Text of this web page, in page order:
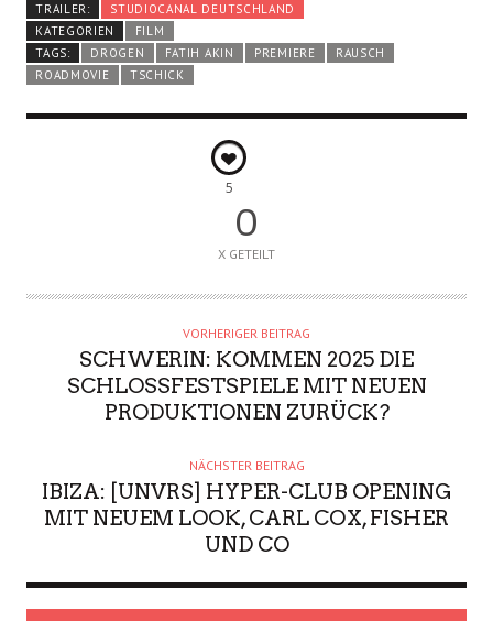
TRAILER:
STUDIOCANAL DEUTSCHLAND
KATEGORIEN
FILM
TAGS:
DROGEN FATIH AKIN PREMIERE
RAUSCH
ROADMOVIE
TSCHICK
5
0
X GETEILT
VORHERIGER BEITRAG
SCHWERIN: KOMMEN 2025 DIE
SCHLOSSFESTSPIELE MIT NEUEN
PRODUKTIONEN ZURÜCK?
NÄCHSTER BEITRAG
IBIZA: [UNVRS] HYPER-CLUB OPENING
MIT NEUEM LOOK, CARL COX, FISHER
UND CO